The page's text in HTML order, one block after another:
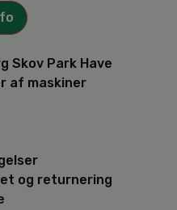
Skov Park Have
af maskiner
og returnering